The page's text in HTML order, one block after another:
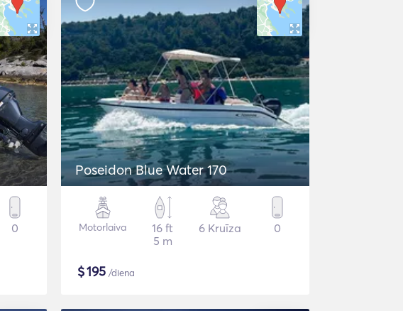
0
Poseidon Blue Water 170
Motorlaiva
16 ft
5 m
6 Kruīza 0
$195 /diena